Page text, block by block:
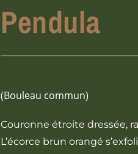
Pendula
(Bouleau commun)
Couronne étroite dressée,
L’écorce brun orangé